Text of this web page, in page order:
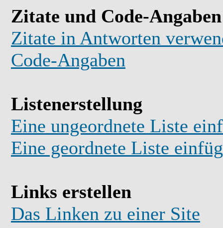
Zitate und Code-Angaben
Zitate in Antworten
Code-Angaben
Listenerstellung
Eine ungeordnete Liste
Eine geordnete Liste
Links erstellen
Das Linken zu einer Site